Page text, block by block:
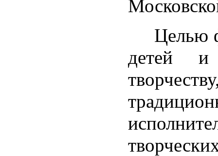
Целью
детей и